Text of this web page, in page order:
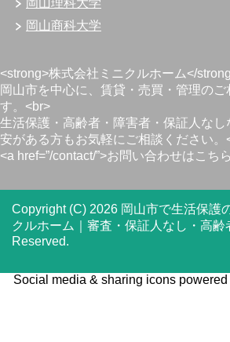
岡山商科大学
<strong>株式会社ミニクルホーム</
岡山市を中心に、賃貸・売買・管理のご
す。<br>
生活保護・高齢者・障害者・保証人な
安がある方もお気軽にご相談ください。
<a href=”/contact/”>お問い合わせはこち
Copyright (C) 2026 岡山市で生活保護
クルホーム｜審査・保証人なし・高齢
Reserved.
Social media & sharing icons powered